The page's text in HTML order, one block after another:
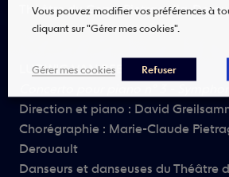
Théâtre du Corps Pietragalla-
LUDWIG VAN BEETHOVEN
Direction et piano : David
Chorégraphie : Marie-Claude
Derouault
Danseurs et danseuses du Théâtre
Vous pouvez modifier vos préférences à
cliquant sur "Gérer mes cookies".
Gérer mes cookies Refuser